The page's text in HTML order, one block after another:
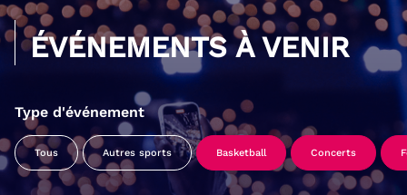
ÉVÉNEMENTS À VENIR
Type d'événement
Tous Autres sports Basketball Concerts